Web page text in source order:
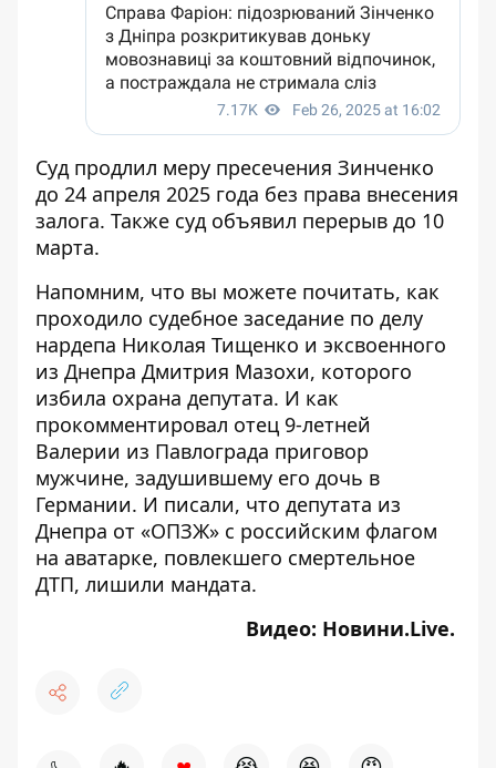
Суд продлил меру пресечения Зинченко
до 24 апреля 2025 года без права внесения
залога. Также суд объявил перерыв до 10
марта.
Напомним, что вы можете почитать, как
проходило судебное заседание по делу
нардепа Николая Тищенко и эксвоенного
из Днепра Дмитрия Мазохи, которого
избила охрана депутата. И как
прокомментировал отец 9-летней
Валерии из Павлограда приговор
мужчине, задушившему его дочь в
Германии. И писали, что депутата из
Днепра от «ОПЗЖ» с российским флагом
на аватарке, повлекшего смертельное
ДТП, лишили мандата.
Видео: Новини.Live.